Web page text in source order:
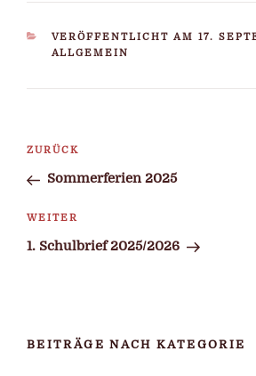
KATEGORIEN
VERÖFFENTLICHT AM 17.
ALLGEMEIN
Beitragsnavigation
Vorheriger
Beitrag
ZURÜCK
Sommerferien 2025
Nächster
Beitrag
WEITER
1. Schulbrief 2025/2026
BEITRÄGE NACH KATEGORIE